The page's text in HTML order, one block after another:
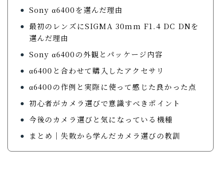
ガジェットで暮らしを整えていくブログ「ルイデント」
の著者。 実際に使ってよかったアイテムや、旅・日常
の中で役立ったモノ・体験を、リアルで正直な視点で紹
介しています。 趣味はガジェット集め、旅行、音楽・
プロフィールを読む
Contact
Sony α6400を選んだ理由
最初のレンズにSIGMA 30mm F1.4 DC DNを
選んだ理由
Sony α6400の外観とパッケージ内容
α6400と合わせて購入したアクセサリ
α6400の作例と実際に使って感じた良かった点
初心者がカメラ選びで意識すべきポイント
今後のカメラ選びと気になっている機種
まとめ｜失敗から学んだカメラ選びの教訓